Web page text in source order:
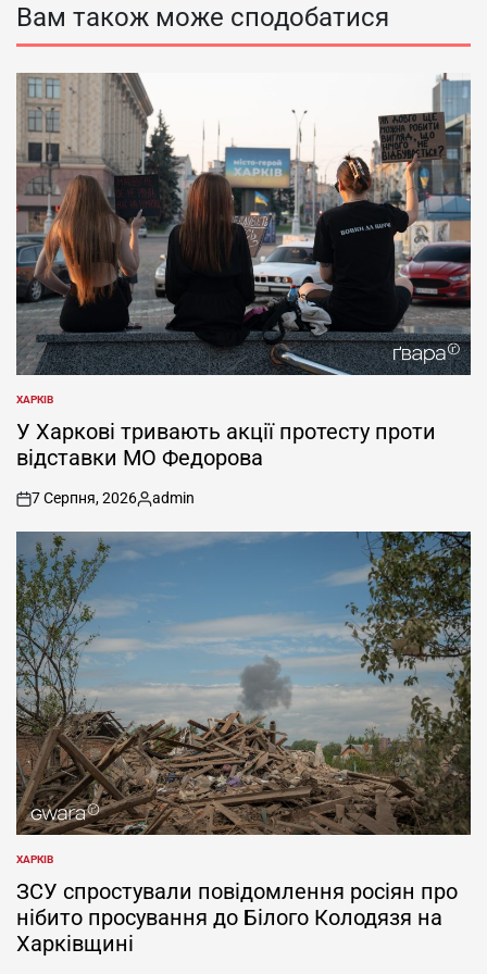
Вам також може сподобатися
ОПУБЛІКУВАТИ
У
ХАРКІВ
У Харкові тривають акції протесту проти
відставки МО Федорова
on
7 Серпня, 2026
Опубліковано
admin
ОПУБЛІКУВАТИ
У
ХАРКІВ
ЗСУ спростували повідомлення росіян про
нібито просування до Білого Колодязя на
Харківщині